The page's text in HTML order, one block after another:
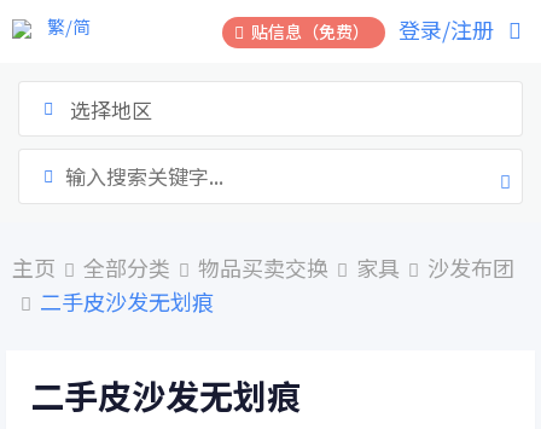
跳
到
贴信息（免费） 登录/注册
繁/简
选择地区
主页 全部分类 物品买卖交换 家具
沙发布团
二手皮沙发无划痕
二手皮沙发无划痕